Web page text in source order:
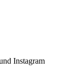
Instagram